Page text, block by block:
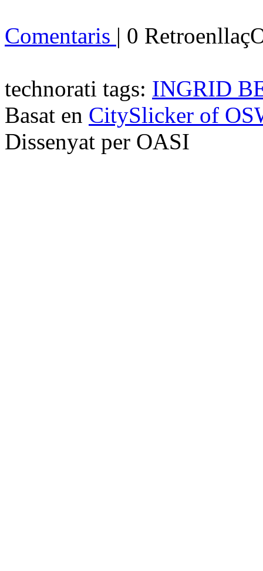
Comentaris | 0
technorati tags: INGRID
Basat en CitySlicker of
Dissenyat per OASI